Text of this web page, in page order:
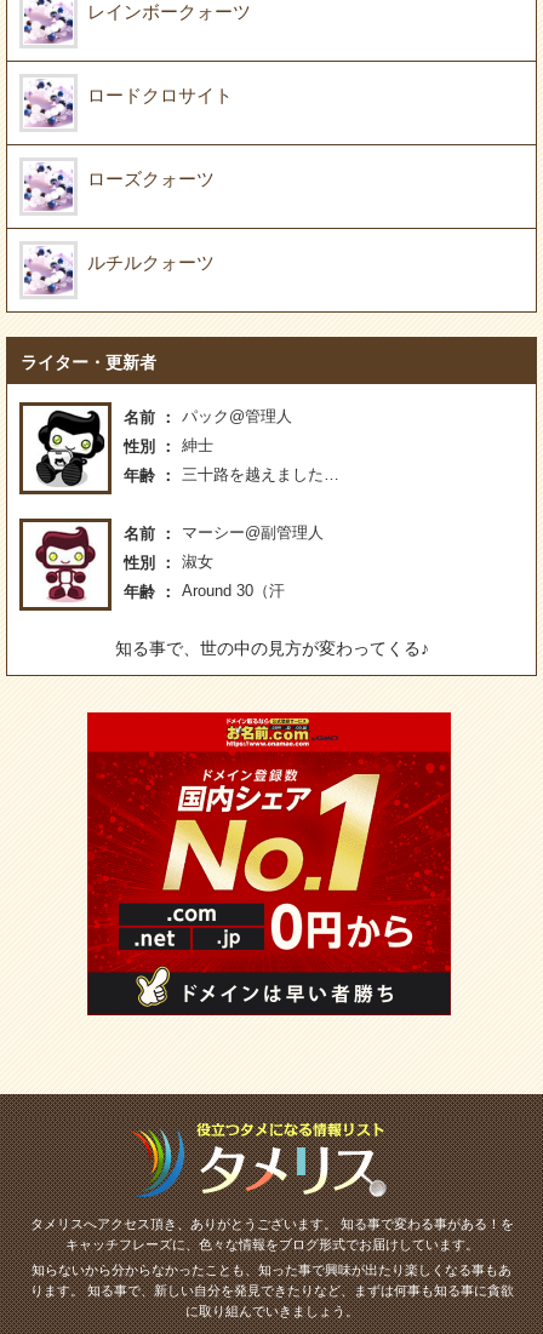
レインボークォーツ
ロードクロサイト
ローズクォーツ
ルチルクォーツ
ライター・更新者
名前
パック@管理人
性別
紳士
年齢
三十路を越えました…
名前
マーシー@副管理人
性別
淑女
年齢
Around 30（汗
知る事で、世の中の見方が変わってくる♪
タメリスへアクセス頂き、ありがとうございます。知る事で変わる事がある！を
キャッチフレーズに、色々な情報をブログ形式でお届けしています。
知らないから分からなかったことも、知った事で興味が出たり楽しくなる事もあ
ります。知る事で、新しい自分を発見できたりなど、まずは何事も知る事に貪欲
に取り組んでいきましょう。